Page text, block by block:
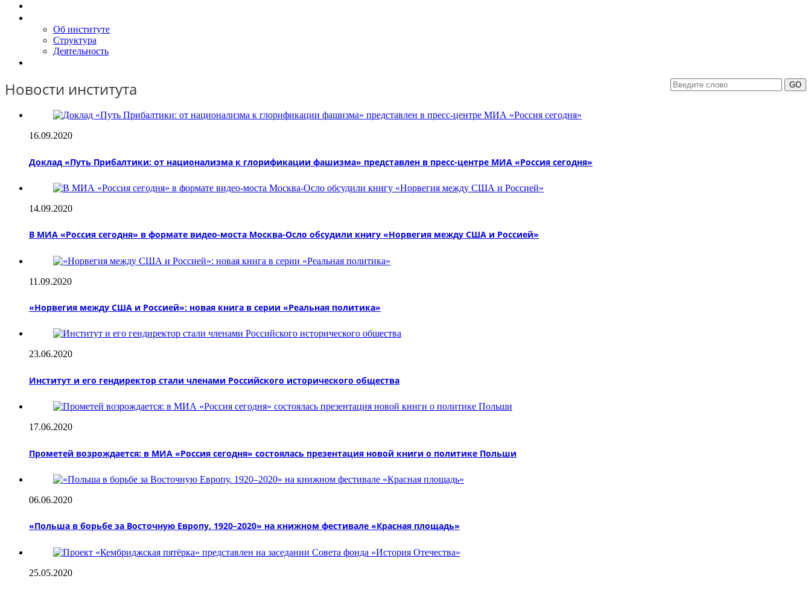
Об институте
Структура
Деятельность
Новости института
16.09.2020
Доклад «Путь Прибалтики: от национализма к глорификации фашизма» представлен в пресс-центре МИА «Россия сегодня»
14.09.2020
В МИА «Россия сегодня» в формате видео-моста Москва-Осло обсудили книгу «Норвегия между США и Россией»
11.09.2020
«Норвегия между США и Россией»: новая книга в серии «Реальная политика»
23.06.2020
Институт и его гендиректор стали членами Российского исторического общества
17.06.2020
Прометей возрождается: в МИА «Россия сегодня» состоялась презентация новой книги о политике Польши
06.06.2020
«Польша в борьбе за Восточную Европу. 1920–2020» на книжном фестивале «Красная площадь»
25.05.2020